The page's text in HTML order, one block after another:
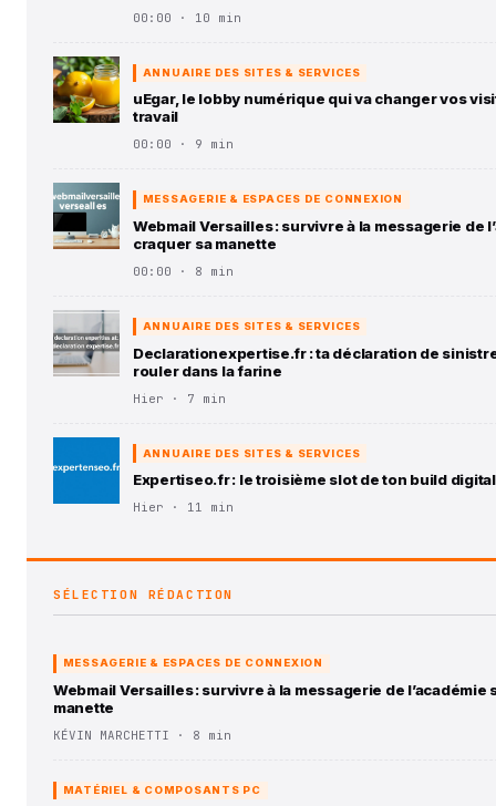
00:00 · 10 min
ANNUAIRE DES SITES & SERVICES
uEgar, le lobby numérique qui va changer vos
travail
00:00 · 9 min
MESSAGERIE & ESPACES DE CONNEXION
Webmail Versailles : survivre à la messagerie de
craquer sa manette
00:00 · 8 min
ANNUAIRE DES SITES & SERVICES
Declarationexpertise.fr : ta déclaration de
rouler dans la farine
Hier · 7 min
ANNUAIRE DES SITES & SERVICES
Expertiseo.fr : le troisième slot de ton build digital
Hier · 11 min
SÉLECTION RÉDACTION
MESSAGERIE & ESPACES DE CONNEXION
Webmail Versailles : survivre à la messagerie de l’académie
manette
KÉVIN MARCHETTI · 8 min
MATÉRIEL & COMPOSANTS PC